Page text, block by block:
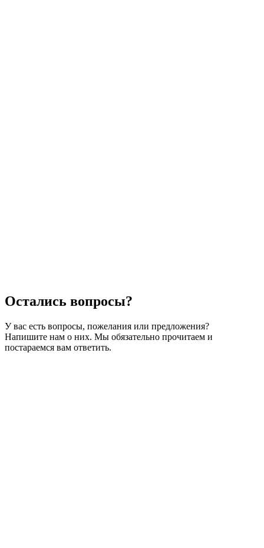
Остались вопросы?
У вас есть вопросы, пожелания или предложения?
Напишите нам о них. Мы обязательно прочитаем и
постараемся вам ответить.